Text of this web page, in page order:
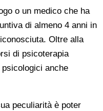
o un medico che ha
di almeno 4 anni in
Oltre alla
di psicoterapia
anche
peculiarità è poter